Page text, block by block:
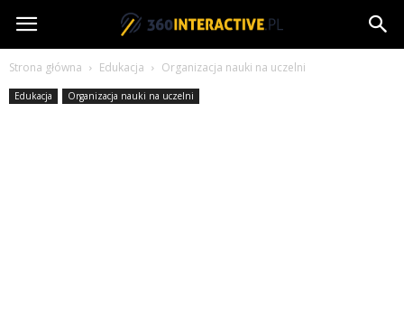
360interactive.pl
Strona główna Edukacja Organizacja nauki na uczelni
Edukacja Organizacja nauki na uczelni